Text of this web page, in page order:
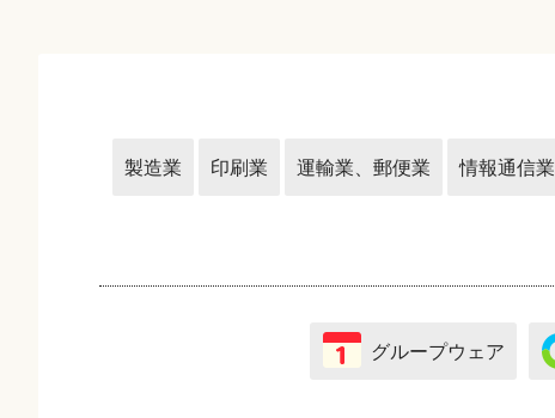
製造業 印刷業 運輸業、郵便業 情報通信業
グループウェア